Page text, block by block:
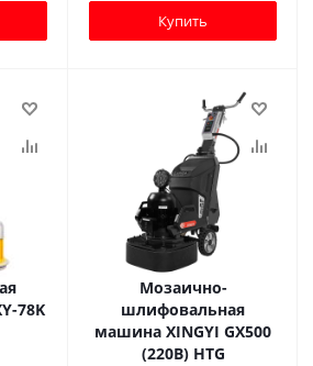
Купить
78K
Мозаично-
шлифовальная
машина XINGYI GX500
(220В) HTG